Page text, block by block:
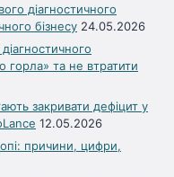
діагностичного
бізнесу 24.05.2026
горла» та не втратити
закривати дефіцит у
12.05.2026
причини, цифри,